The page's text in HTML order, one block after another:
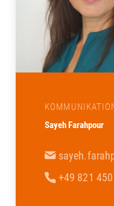
Sayeh Farahpour
+49 821